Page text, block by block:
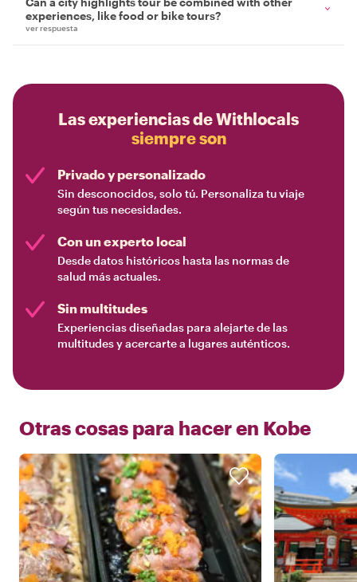
experiences, like food or bike tours?
ver respuesta
Las experiencias de Withlocals
siempre son
Privado y personalizado
Sin desconocidos, solo tú. Personaliza tu viaje
según tus necesidades.
Con un experto local
Desde datos históricos hasta las normas de
salud más actuales.
Sin multitudes
Experiencias diseñadas para alejarte de las
multitudes y acercarte a lugares auténticos.
Otras cosas para hacer en Kobe